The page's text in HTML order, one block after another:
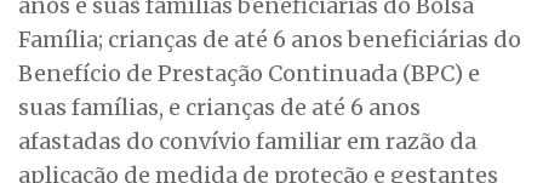
anos e suas famílias beneficiárias do Bolsa
Família; crianças de até 6 anos beneficiárias do
Benefício de Prestação Continuada (BPC) e
suas famílias, e crianças de até 6 anos
afastadas do convívio familiar em razão da
aplicação de medida de proteção e gestantes